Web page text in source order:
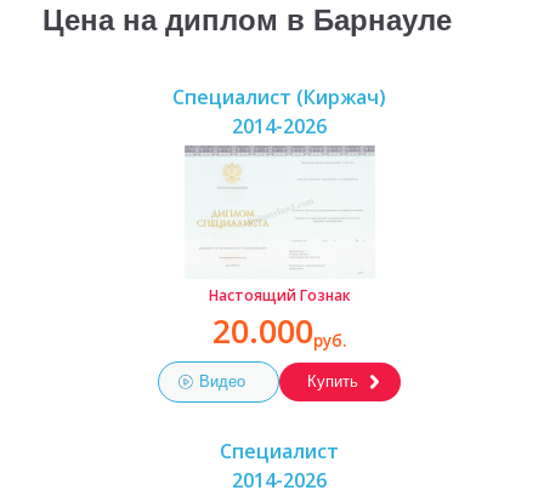
Цена на диплом в Барнауле
Специалист (Киржач)
2014-2026
Настоящий Гознак
20.000руб.
Видео Купить
Специалист
2014-2026